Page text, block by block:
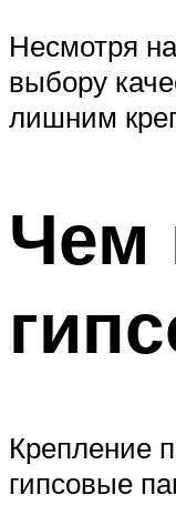
Несмотря
выбору
лишним
Чем
Крепление
гипсовые